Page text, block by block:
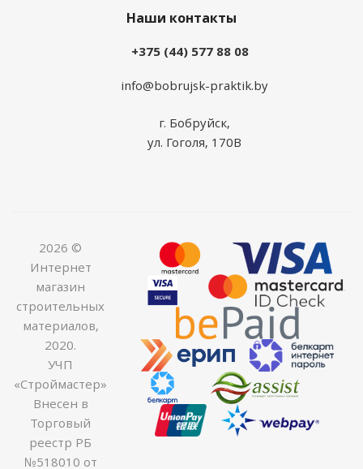
Наши контакты
+375 (44) 577 88 08
info@bobrujsk-praktik.by
г. Бобруйск,
ул. Гоголя, 170В
2026 ©
Интернет
магазин
строительных
материалов,
2020.
УЧП
«Строймастер»
Внесен в
Торговый
реестр РБ
№518010 от